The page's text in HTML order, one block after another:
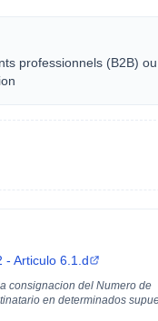
professionnels (B2B)
- Articulo 6.1.d
consignacion del Numero de
en determinados